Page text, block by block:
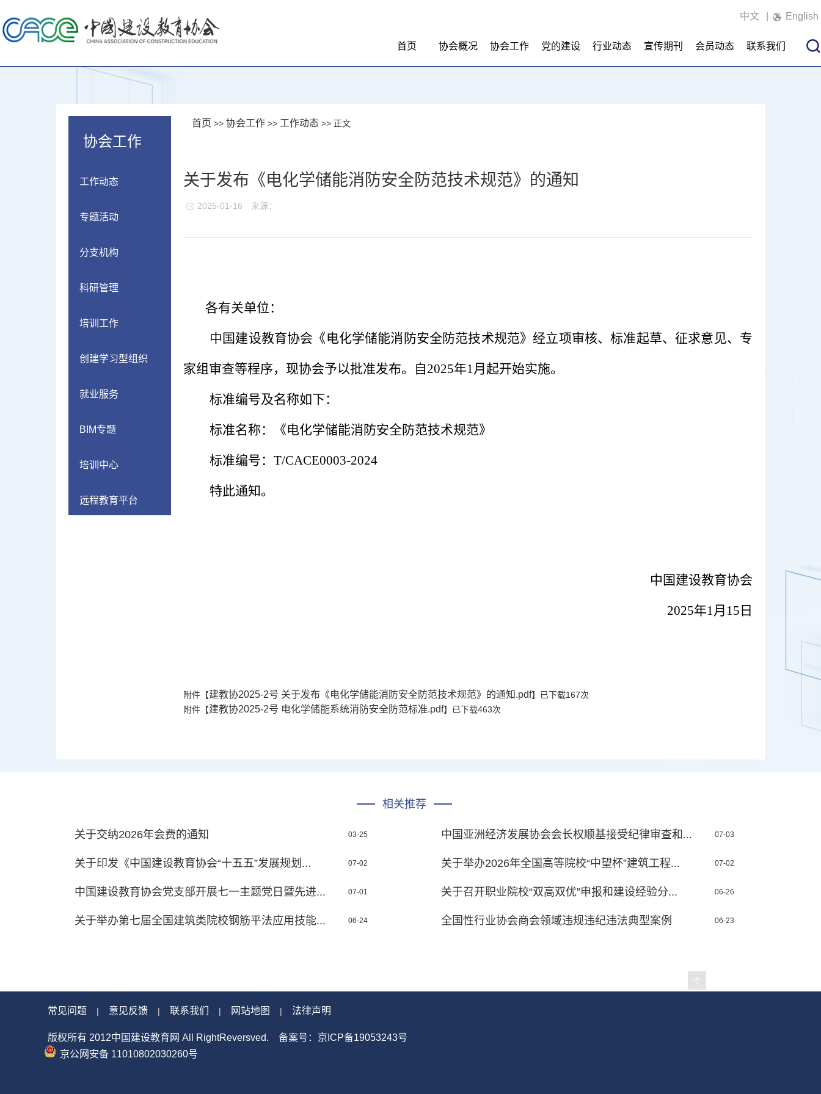
中文 English
首页 协会概况 协会工作 党的建设 行业动态 宣传期刊 会员动态 联系我们
协会工作
工作动态
专题活动
分支机构
科研管理
培训工作
创建学习型组织
就业服务
BIM专题
培训中心
远程教育平台
首页 >> 协会工作>> 工作动态>> 正文
关于发布《电化学储能消防安全防范技术规范》的通知
2025-01-16 来源：
各有关单位：
中国建设教育协会《电化学储能消防安全防范技术规范》经立项审核、标准起草、征求意见、专
家组审查等程序，现协会予以批准发布。自2025年1月起开始实施。
标准编号及名称如下：
标准名称：《电化学储能消防安全防范技术规范》
标准编号： T/CACE0003-2024
特此通知。
中国建设教育协会
2025年1月15日
附件【建教协2025-2号 关于发布《电化学储能消防安全防范技术规范》的通知.pdf】已下载167次
附件【建教协2025-2号 电化学储能系统消防安全防范标准.pdf】已下载463次
相关推荐
关于交纳2026年会费的通知 03-25 中国亚洲经济发展协会会长权顺基接受纪律审查和... 07-03
关于印发《中国建设教育协会“十五五”发展规划... 07-02 关于举办2026年全国高等院校“中望杯”建筑工程... 07-02
中国建设教育协会党支部开展七一主题党日暨先进... 07-01 关于召开职业院校“双高双优”申报和建设经验分... 06-26
关于举办第七届全国建筑类院校钢筋平法应用技能... 06-24 全国性行业协会商会领域违规违纪违法典型案例 06-23
常见问题 | 意见反馈 | 联系我们 | 网站地图 | 法律声明
版权所有 2012中国建设教育网 All RightReversved.
备案号：京ICP备19053243号
京公网安备 11010802030260号